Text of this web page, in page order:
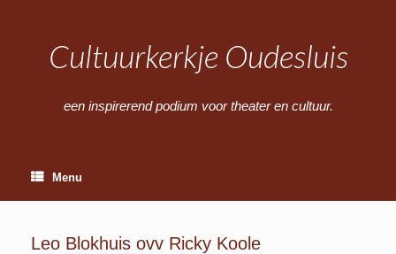
Cultuurkerkje Oudesluis
een inspirerend podium voor theater en cultuur.
Menu
Leo Blokhuis ovv Ricky Koole